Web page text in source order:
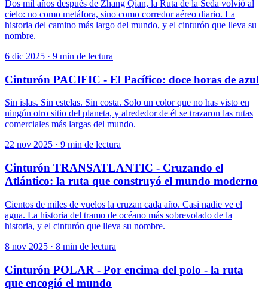
Dos mil años después de Zhang Qian, la Ruta de la Seda volvió al
cielo: no como metáfora, sino como corredor aéreo diario. La
historia del camino más largo del mundo, y el cinturón que lleva su
nombre.
6 dic 2025 · 9 min de lectura
Cinturón PACIFIC - El Pacífico: doce horas de azul
Sin islas. Sin estelas. Sin costa. Solo un color que no has visto en
ningún otro sitio del planeta, y alrededor de él se trazaron las rutas
comerciales más largas del mundo.
22 nov 2025 · 9 min de lectura
Cinturón TRANSATLANTIC - Cruzando el
Atlántico: la ruta que construyó el mundo moderno
Cientos de miles de vuelos la cruzan cada año. Casi nadie ve el
agua. La historia del tramo de océano más sobrevolado de la
historia, y el cinturón que lleva su nombre.
8 nov 2025 · 8 min de lectura
Cinturón POLAR - Por encima del polo - la ruta
que encogió el mundo